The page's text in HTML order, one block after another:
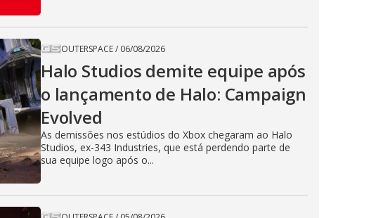
OUTERSPACE/ 06/08/2026
Halo Studios demite equipe após
o lançamento de Halo: Campaign
Evolved
As demissões nos estúdios do Xbox chegaram ao Halo
Studios, ex-343 Industries, que está perdendo parte de
sua equipe logo após o...